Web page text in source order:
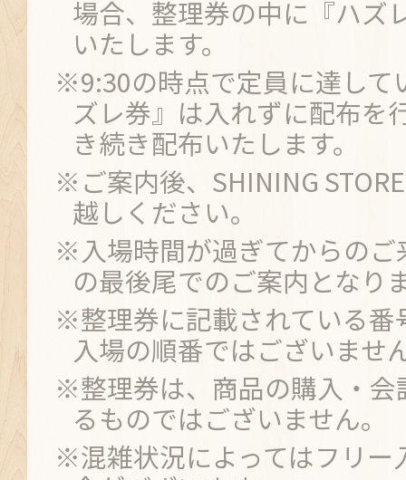
場合、整理券の中に『ハズ
いたします。
※9:30の時点で定員に達して
ズレ券』は入れずに配布を
き続き配布いたします。
※ご案内後、SHINING
越しください。
※入場時間が過ぎてからのご
の最後尾でのご案内となり
※整理券に記載されている番
入場の順番ではございませ
※整理券は、商品の購入・会
るものではございません。
※混雑状況によってはフリー